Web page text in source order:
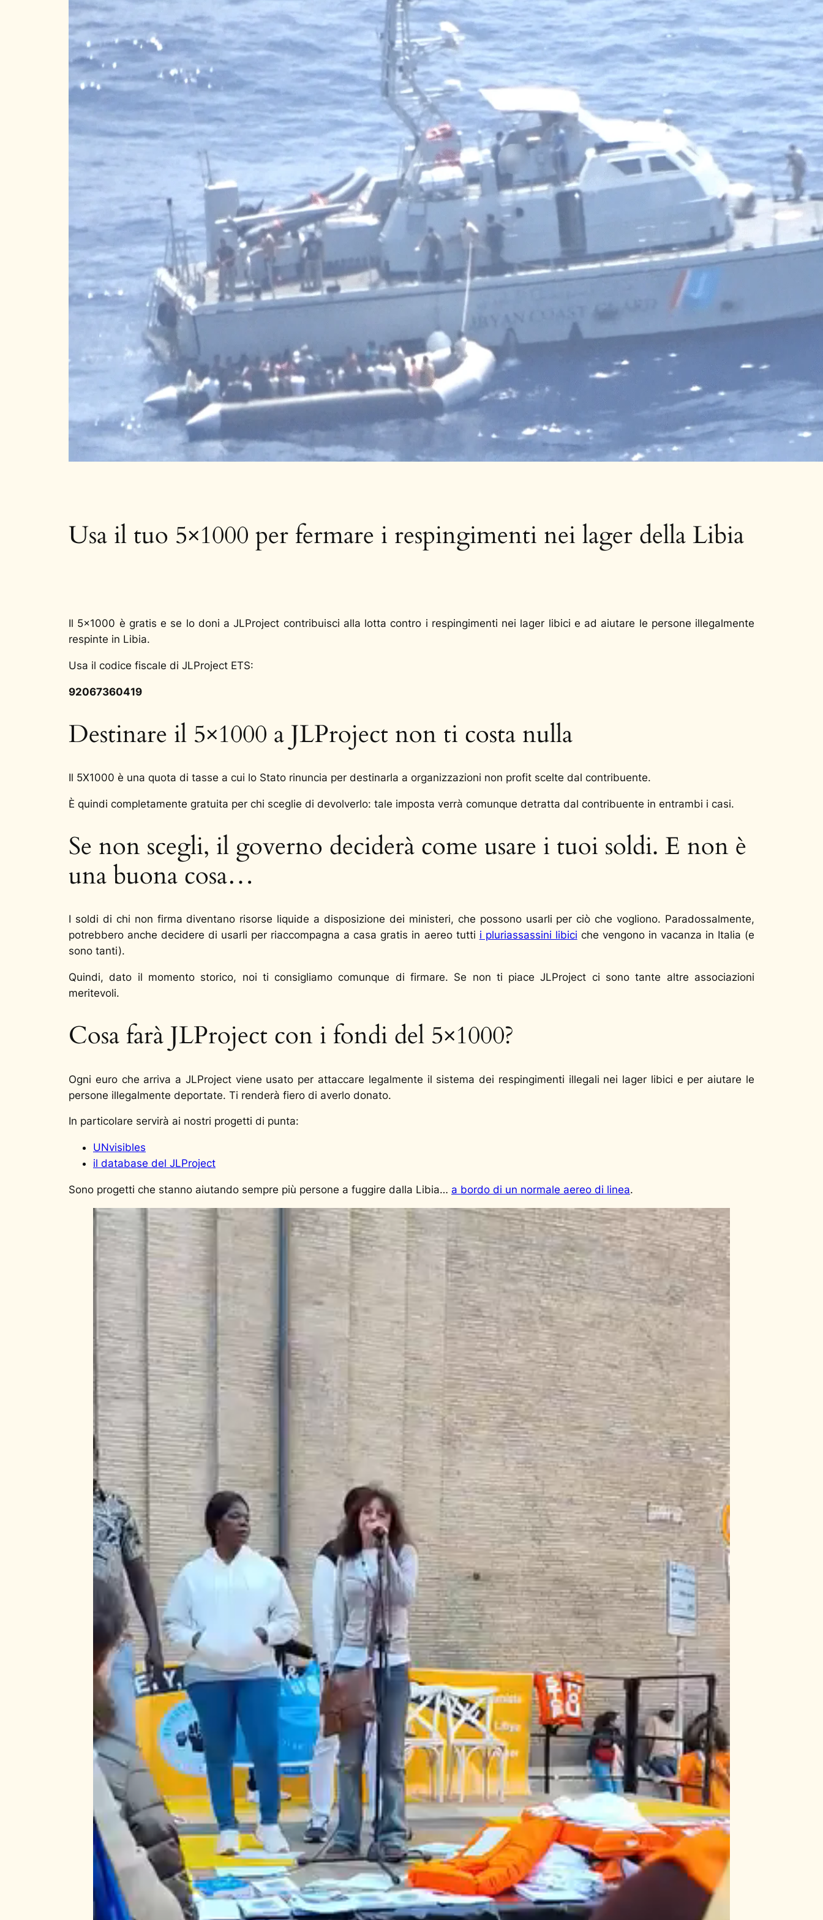
Usa il tuo 5×1000 per fermare i respingimenti nei lager della Libia
Il 5×1000 è gratis e se lo doni a JLProject contribuisci alla lotta contro i respingimenti nei lager libici e ad aiutare le persone illegalmente
respinte in Libia.
Usa il codice fiscale di JLProject ETS:
92067360419
Destinare il 5×1000 a JLProject non ti costa nulla
Il 5X1000 è una quota di tasse a cui lo Stato rinuncia per destinarla a organizzazioni non profit scelte dal contribuente.
È quindi completamente gratuita per chi sceglie di devolverlo: tale imposta verrà comunque detratta dal contribuente in entrambi i casi.
Se non scegli, il governo deciderà come usare i tuoi soldi. E non è
una buona cosa…
I soldi di chi non firma diventano risorse liquide a disposizione dei ministeri, che possono usarli per ciò che vogliono. Paradossalmente,
potrebbero anche decidere di usarli per riaccompagna a casa gratis in aereo tutti i pluriassassini libici che vengono in vacanza in Italia (e
sono tanti).
Quindi, dato il momento storico, noi ti consigliamo comunque di firmare. Se non ti piace JLProject ci sono tante altre associazioni
meritevoli.
Cosa farà JLProject con i fondi del 5×1000?
Ogni euro che arriva a JLProject viene usato per attaccare legalmente il sistema dei respingimenti illegali nei lager libici e per aiutare le
persone illegalmente deportate. Ti renderà fiero di averlo donato.
In particolare servirà ai nostri progetti di punta:
UNvisibles
il database del JLProject
Sono progetti che stanno aiutando sempre più persone a fuggire dalla Libia… a bordo di un normale aereo di linea.